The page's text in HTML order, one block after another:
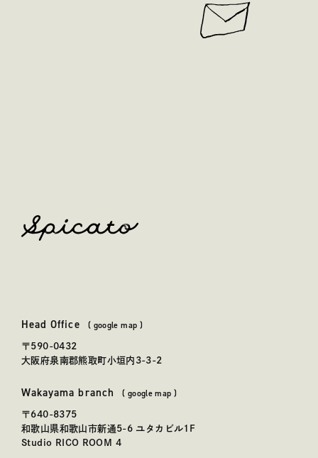
本社
Head Office ( google map )
〒590-0432
大阪府泉南郡熊取町小垣内3-3-2
和歌山事務所
Wakayama branch ( google map )
〒640-8375
和歌山県和歌山市新通5-6 ユタカビル1F
Studio RICO ROOM 4